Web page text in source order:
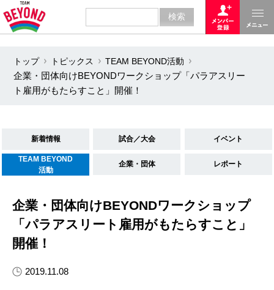
トップ トピックス
TEAM BEYOND活動
企業・団体向けBEYONDワークショップ「パラアスリー
ト雇用がもたらすこと」開催！
新着情報 試合／大会 イベント
TEAM BEYOND
活動
企業・団体 レポート
企業・団体向けBEYONDワークショップ
「パラアスリート雇用がもたらすこと」
開催！
2019.11.08